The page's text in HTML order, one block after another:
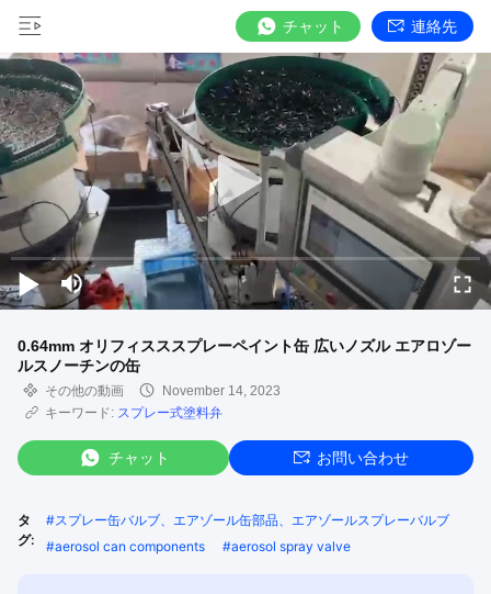
チャット 連絡先
0.64mm オリフィスススプレーペイント缶 広いノズル エアロゾー
ルスノーチンの缶
その他の動画
November 14, 2023
キーワード: スプレー式塗料弁
チャット お問い合わせ
タ
グ:
#スプレー缶バルブ、エアゾール缶部品、エアゾールスプレーバルブ
#aerosol can components #aerosol spray valve